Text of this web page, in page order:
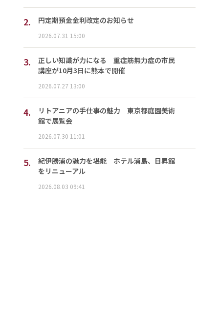
2. 円定期預金金利改定のお知らせ
2026.07.31 15:00
3.
正しい知識が力になる 重症筋無力症の市民
講座が10月3日に熊本で開催
2026.07.27 13:00
4.
リトアニアの手仕事の魅力 東京都庭園美術
館で展覧会
2026.07.30 11:01
5.
紀伊勝浦の魅力を堪能 ホテル浦島、日昇館
をリニューアル
2026.08.03 09:41